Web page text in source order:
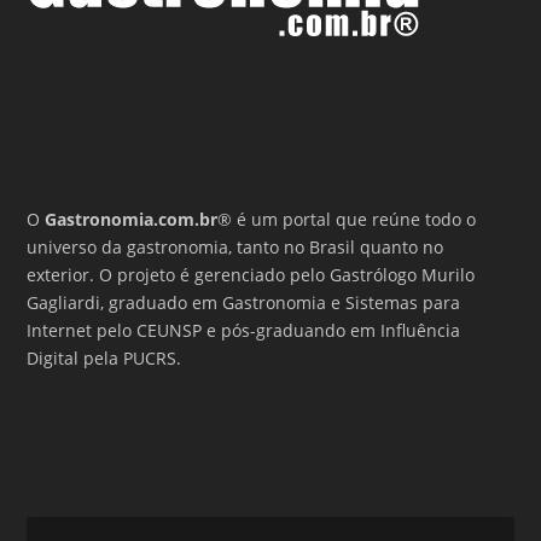
OGastronomia.com.br® é um portal que reúne todo o
universo da gastronomia, tanto no Brasil quanto no
exterior. O projeto é gerenciado pelo Gastrólogo Murilo
Gagliardi, graduado em Gastronomia e Sistemas para
Internet pelo CEUNSP e pós-graduando em Influência
Digital pela PUCRS.